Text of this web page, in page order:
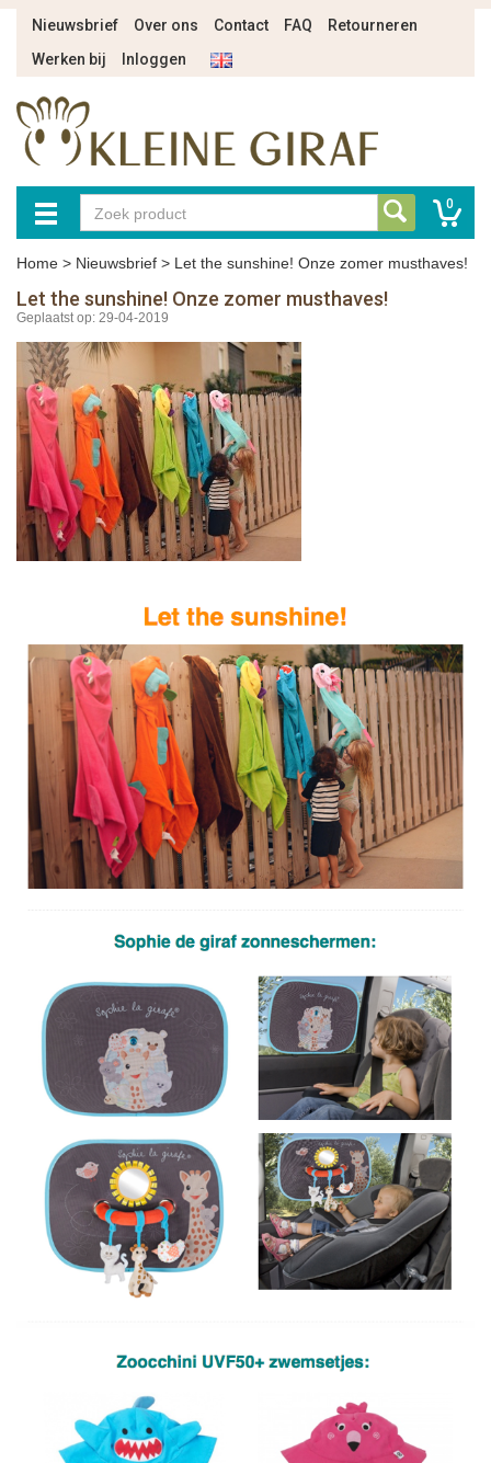
Nieuwsbrief Over ons Contact FAQ
Retourneren
Werken bij
Inloggen
0
Home > Nieuwsbrief > Let the sunshine! Onze zomer musthaves!
Let the sunshine! Onze zomer musthaves!
Geplaatst op: 29-04-2019